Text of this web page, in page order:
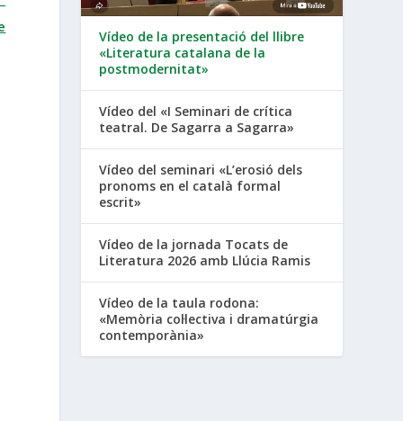
Vídeo de la presentació del llibre
«Literatura catalana de la
postmodernitat»
Vídeo del «I Seminari de crítica
teatral. De Sagarra a Sagarra»
Vídeo del seminari «L’erosió dels
pronoms en el català formal
escrit»
Vídeo de la jornada Tocats de
Literatura 2026 amb Llúcia Ramis
Vídeo de la taula rodona:
«Memòria col·lectiva i dramatúrgia
contemporània»